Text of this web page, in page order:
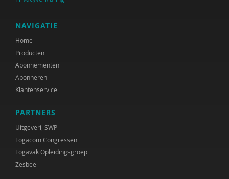
NAVIGATIE
Home
Producten
Abonnementen
Abonneren
Klantenservice
PARTNERS
Uitgeverij SWP
Logacom Congressen
Logavak Opleidingsgroep
Zesbee